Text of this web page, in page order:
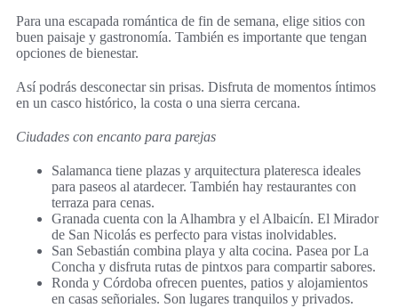
Para una escapada romántica de fin de semana, elige sitios con
buen paisaje y gastronomía. También es importante que tengan
opciones de bienestar.
Así podrás desconectar sin prisas. Disfruta de momentos íntimos
en un casco histórico, la costa o una sierra cercana.
Ciudades con encanto para parejas
Salamanca tiene plazas y arquitectura plateresca ideales
para paseos al atardecer. También hay restaurantes con
terraza para cenas.
Granada cuenta con la Alhambra y el Albaicín. El Mirador
de San Nicolás es perfecto para vistas inolvidables.
San Sebastián combina playa y alta cocina. Pasea por La
Concha y disfruta rutas de pintxos para compartir sabores.
Ronda y Córdoba ofrecen puentes, patios y alojamientos
en casas señoriales. Son lugares tranquilos y privados.